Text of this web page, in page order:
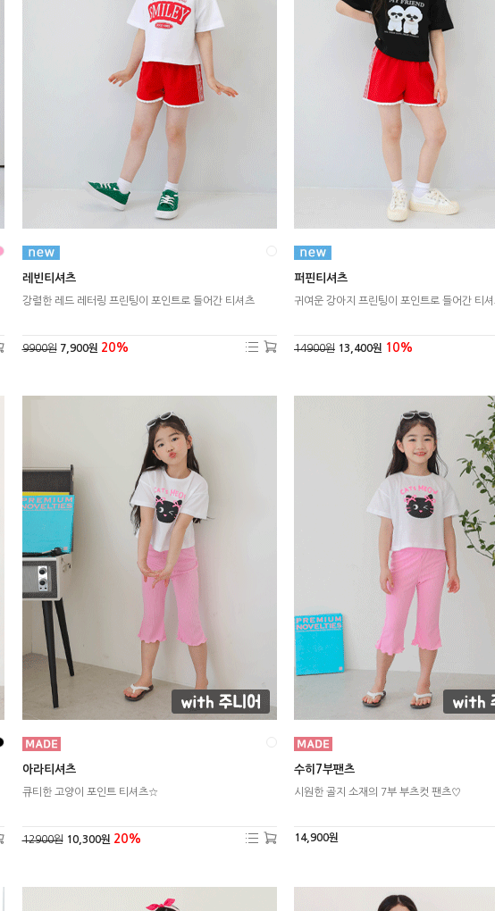
레빈티셔츠
강렬한 레드 레터링 프린팅이 포인트로 들어간 티셔츠
9900원 7,900원 20%
퍼핀티셔츠
귀여운 강아지 프린팅이 포인트로 들어간 티
14900원 13,400원 10%
아라티셔츠
큐티한 고양이 포인트 티셔츠☆
12900원 10,300원 20%
수히7부팬츠
시원한 골지 소재의 7부 부츠컷 팬츠♡
14,900원